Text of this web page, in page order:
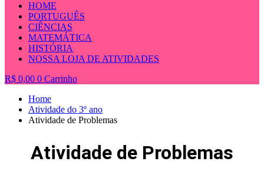
HOME
PORTUGUÊS
CIÊNCIAS
MATEMÁTICA
HISTÓRIA
NOSSA LOJA DE ATIVIDADES
R$ 0,00 0 Carrinho
Home
Atividade do 3º ano
Atividade de Problemas
Atividade de Problemas